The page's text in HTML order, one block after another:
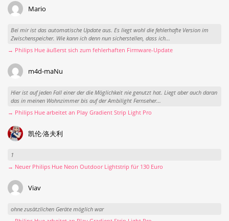
Mario
Bei mir ist das automatische Update aus. Es liegt wohl die fehlerhafte Version im
Zwischenspeicher. Wie kann ich denn nun sicherstellen, dass ich...
→ Philips Hue äußerst sich zum fehlerhaften Firmware-Update
m4d-maNu
Hier ist auf jeden Fall einer der die Möglichkeit nie genutzt hat. Liegt aber auch daran
das in meinen Wohnzimmer bis auf der Ambilight Fernseher...
→ Philips Hue arbeitet an Play Gradient Strip Light Pro
凯伦·洛夫利
1
→ Neuer Philips Hue Neon Outdoor Lightstrip für 130 Euro
Viav
ohne zusätzlichen Geräte möglich war